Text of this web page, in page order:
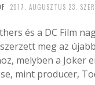
2017. AUGUSZTUS 23.
és a DC Film
meg az
melyben a Joker
mint producer,